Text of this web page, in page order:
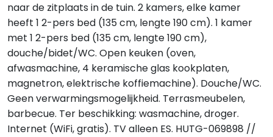
naar de zitplaats in de tuin. 2 kamers, elke kamer
heeft 1 2-pers bed (135 cm, lengte 190 cm). 1 kamer
met 1 2-pers bed (135 cm, lengte 190 cm),
douche/bidet/WC. Open keuken (oven,
afwasmachine, 4 keramische glas kookplaten,
magnetron, elektrische koffiemachine). Douche/WC.
Geen verwarmingsmogelijkheid. Terrasmeubelen,
barbecue. Ter beschikking: wasmachine, droger.
Internet (WiFi, gratis). TV alleen ES. HUTG-069898 //